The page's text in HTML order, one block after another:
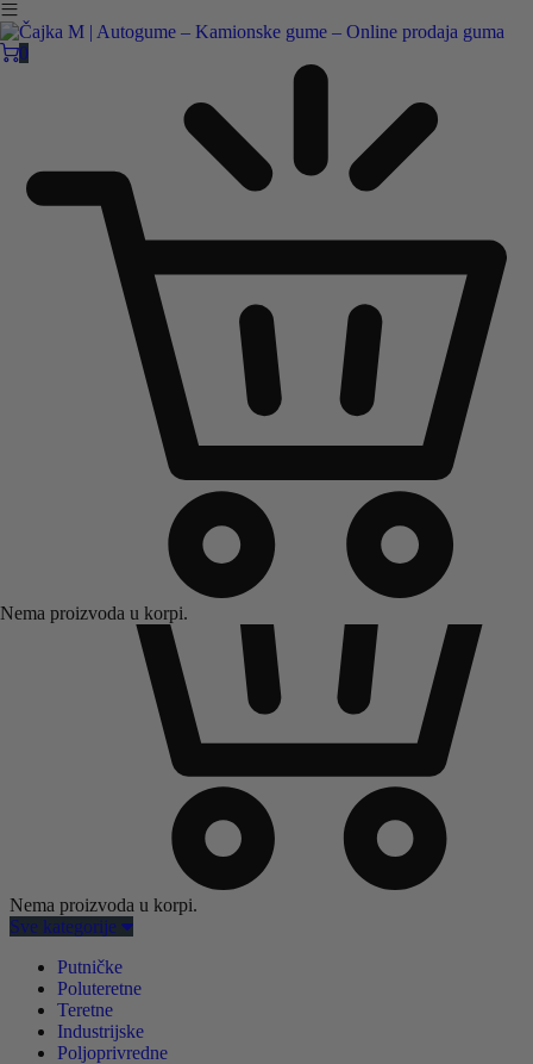
Čajka M Čačak
+381 32 5461 011 office@cajkam.rs
KAKO DO NAS
Nema proizvoda u korpi.
Sve kategorije
Putničke
Poluteretne
Teretne
Industrijske
Poljoprivredne
0
Nema proizvoda u korpi.